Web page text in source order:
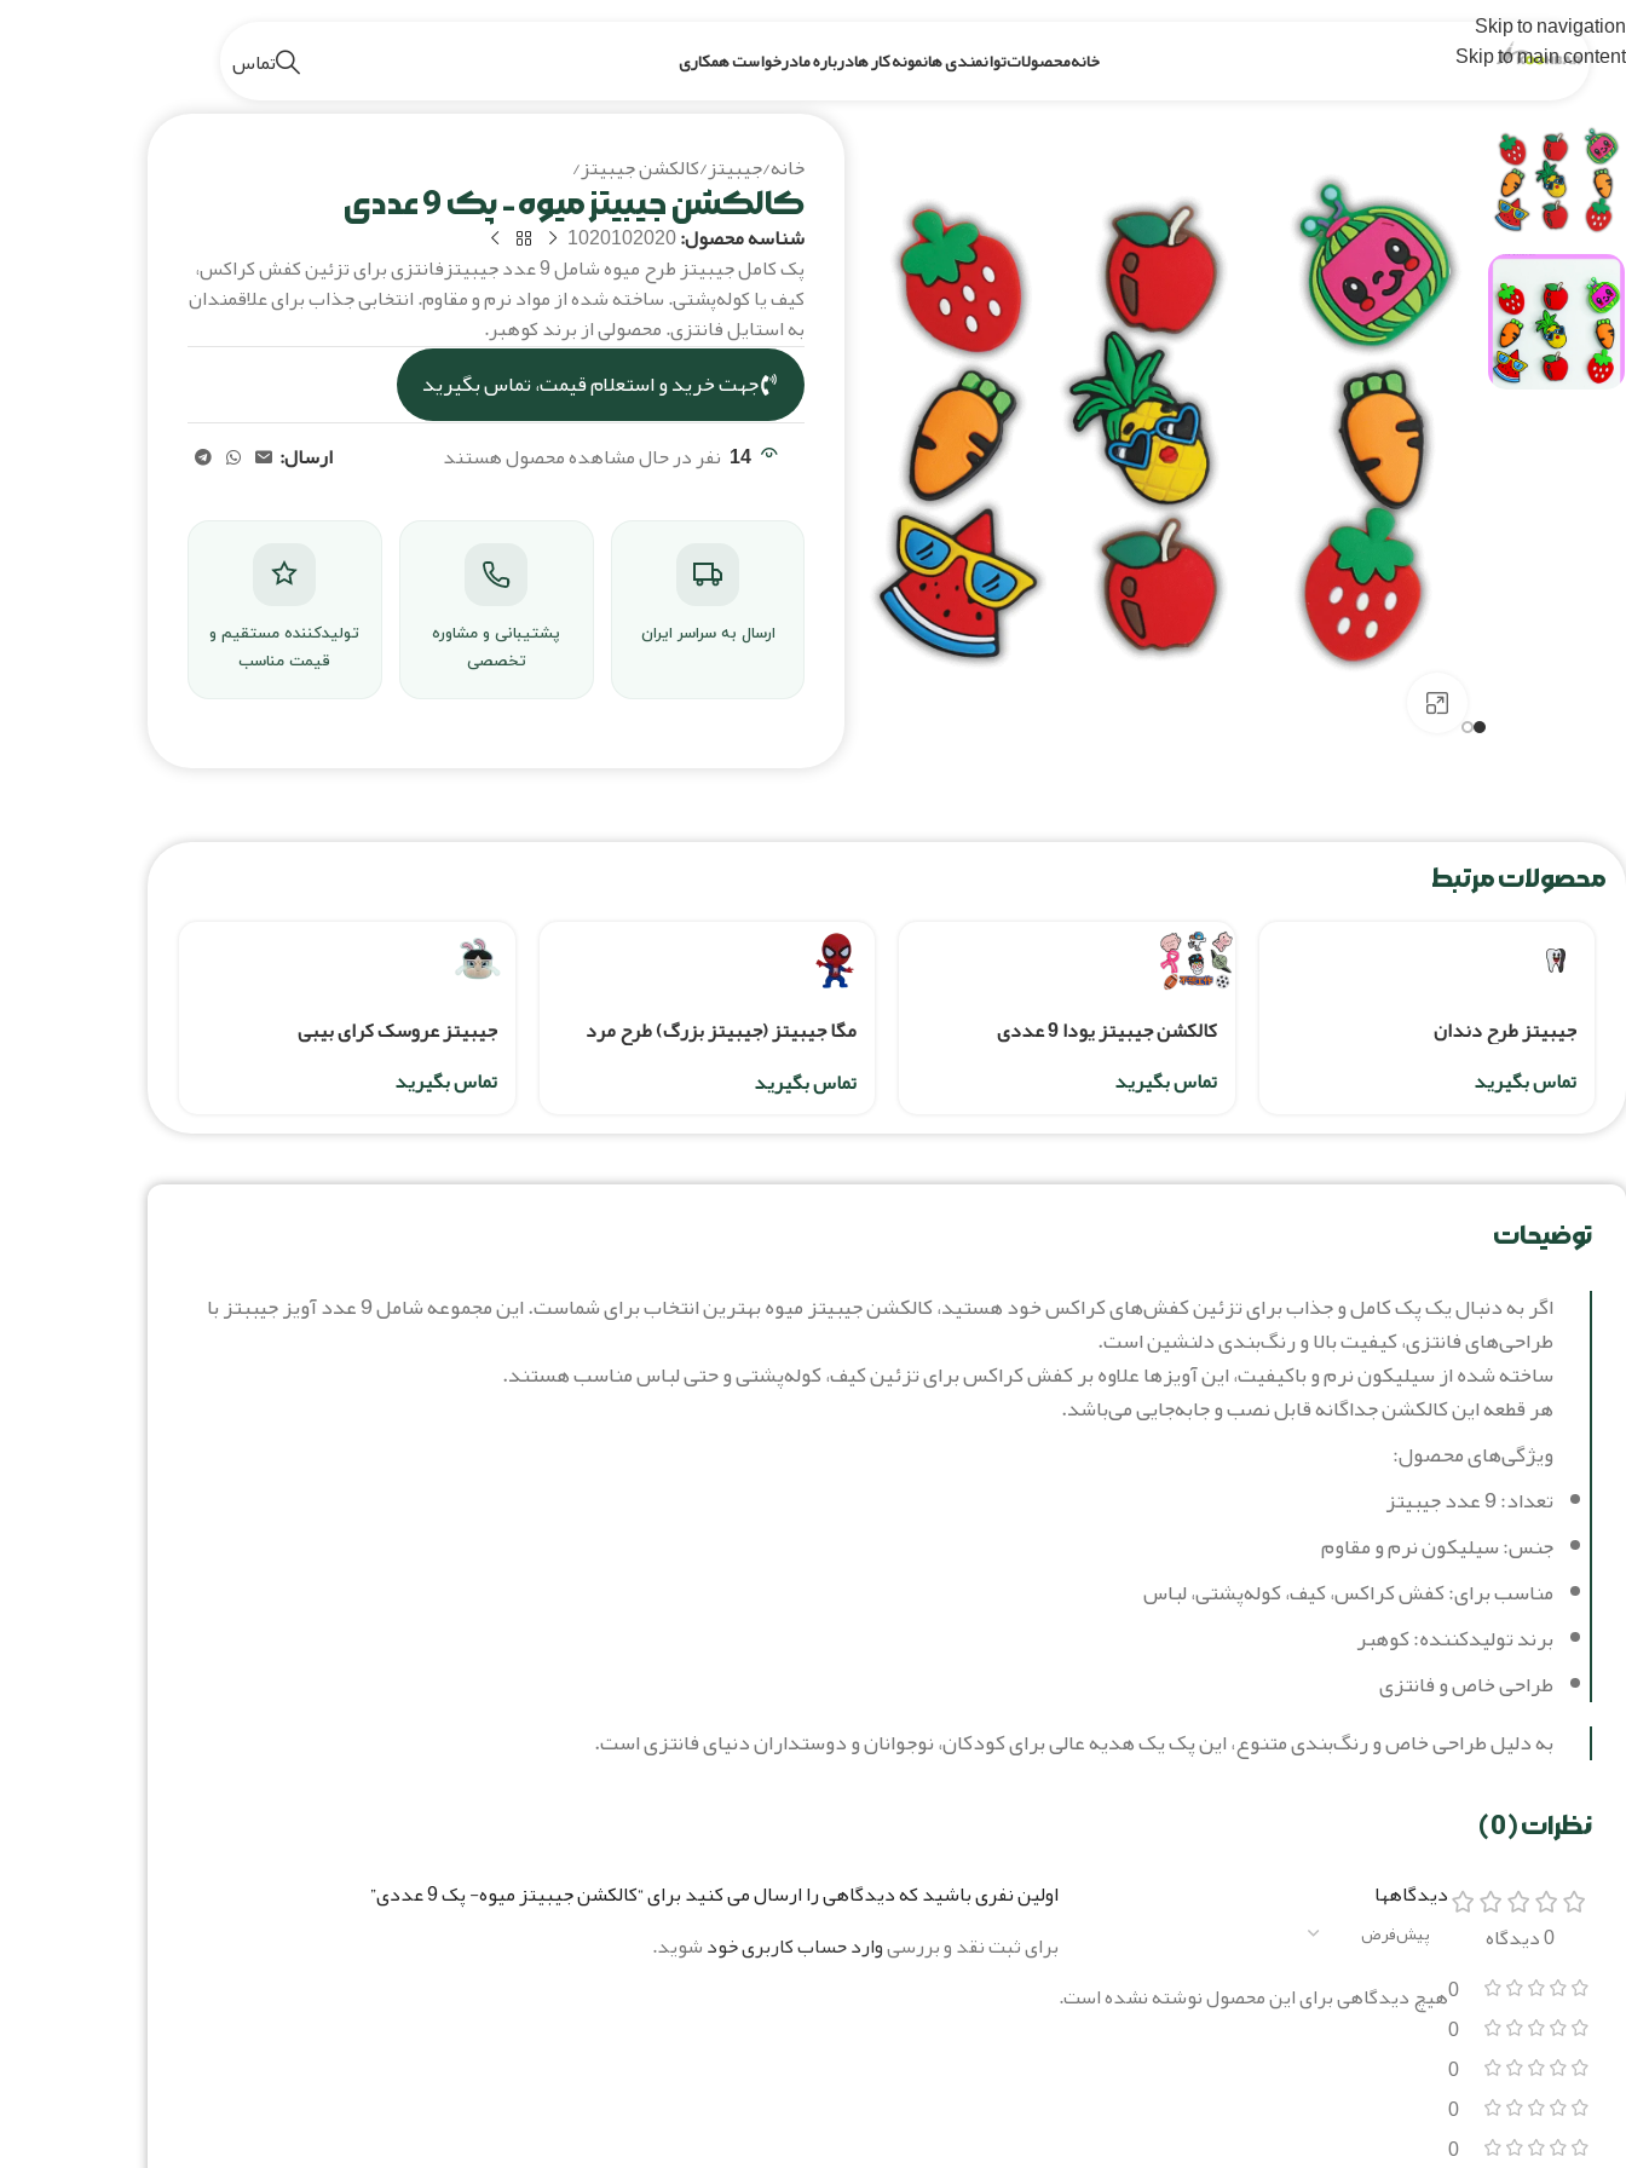
Skip to navigation
Skip to main content خانهمحصولاتتوانمندی هانمونه کار هادرباره مادرخواست همکاری تماس
خانه/جیبیتز/کالکشن جیبیتز/
کالکشن جیبیتز میوه- پک 9 عددی
شناسه محصول:1020102020
پک کامل جیبیتز طرح میوه شامل 9 عدد جیبیتزفانتزی برای تزئین کفش کراکس،
کیف یا کوله‌پشتی. ساخته شده از مواد نرم و مقاوم. انتخابی جذاب برای علاقمندان
به استایل فانتزی. محصولی از برند کوهبر.
جهت خرید و استعلام قیمت، تماس بگیرید
14 نفر در حال مشاهده محصول هستند ارسال:
ارسال به سراسر ایران
پشتیبانی و مشاوره
تخصصی
تولیدکننده مستقیم و
قیمت مناسب
محصولات مرتبط
جیبیتز طرح دندان
تماس بگیرید
کالکشن جیبیتز یودا 9 عددی
تماس بگیرید
مگا جیبیتز (جیبیتز بزرگ) طرح مرد
تماس بگیرید
جیبیتز عروسک کرای بیبی
تماس بگیرید
توضیحات
اگر به دنبال یک پک کامل و جذاب برای تزئین کفش‌های کراکس خود هستید، کالکشن جیبیتز میوه بهترین انتخاب برای شماست. این مجموعه شامل 9 عدد آویز جیببتز با
طراحی‌های فانتزی، کیفیت بالا و رنگ‌بندی دلنشین است.
ساخته شده از سیلیکون نرم و باکیفیت، این آویزها علاوه بر کفش کراکس برای تزئین کیف، کوله‌پشتی و حتی لباس مناسب هستند.
هر قطعه این کالکشن جداگانه قابل نصب و جابه‌جایی می‌باشد.
ویژگی‌های محصول:
تعداد: 9 عدد جیبیتز
جنس: سیلیکون نرم و مقاوم
مناسب برای: کفش کراکس، کیف، کوله‌پشتی، لباس
برند تولیدکننده: کوهبر
طراحی خاص و فانتزی
به دلیل طراحی خاص و رنگ‌بندی متنوع، این پک یک هدیه عالی برای کودکان، نوجوانان و دوستداران دنیای فانتزی است.
نظرات (0)
0 دیدگاه
0
0
0
0
0
دیدگاهها
هیچ دیدگاهی برای این محصول نوشته نشده است.
اولین نفری باشید که دیدگاهی را ارسال می کنید برای “کالکشن جیبیتز میوه- پک 9 عددی”
برای ثبت نقد و بررسیوارد حساب کاربری خودشوید.